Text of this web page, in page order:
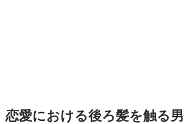
恋愛における後ろ髪を触る